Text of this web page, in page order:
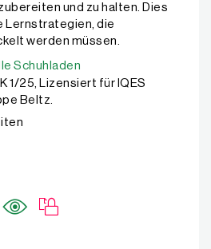
und zu halten. Dies
die
werden müssen.
Schuhladen
Schuhladen
1/25, Lizensiert für IQES
Beltz.